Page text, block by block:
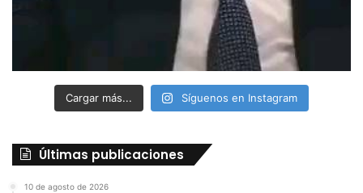
Cargar más... Síguenos en Instagram
Últimas publicaciones
10 de agosto de 2026